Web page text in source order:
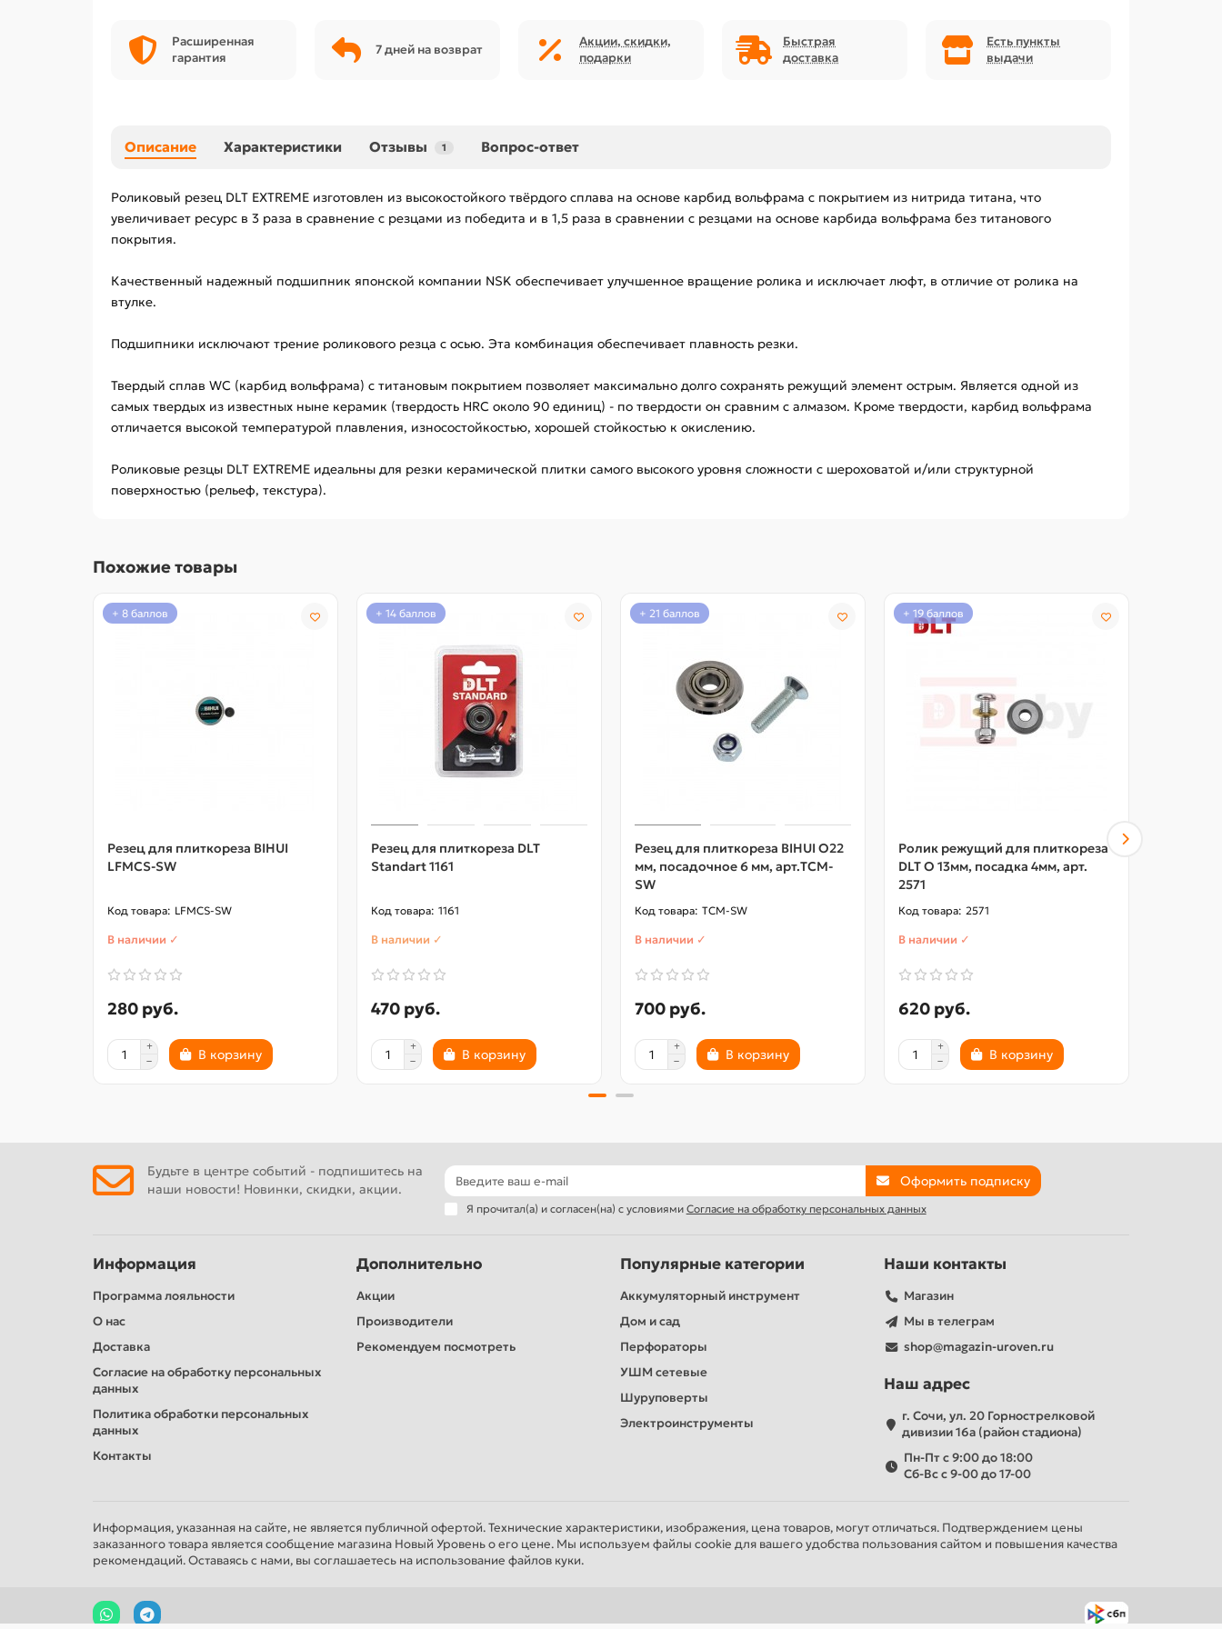
Расширенная
гарантия
7 дней на возврат
Акции, скидки,
подарки
Быстрая
доставка
Есть пункты
выдачи
Описание Характеристики Отзывы 1 Вопрос-ответ
Роликовый резец DLT EXTREME изготовлен из высокостойкого твёрдого сплава на основе карбид вольфрама с покрытием из нитрида титана, что
увеличивает ресурс в 3 раза в сравнение с резцами из победита и в 1,5 раза в сравнении с резцами на основе карбида вольфрама без титанового
покрытия.
Качественный надежный подшипник японской компании NSK обеспечивает улучшенное вращение ролика и исключает люфт, в отличие от ролика на
втулке.
Подшипники исключают трение роликового резца с осью. Эта комбинация обеспечивает плавность резки.
Твердый сплав WC (карбид вольфрама) с титановым покрытием позволяет максимально долго сохранять режущий элемент острым. Является одной из
самых твердых из известных ныне керамик (твердость HRC около 90 единиц) - по твердости он сравним с алмазом. Кроме твердости, карбид вольфрама
отличается высокой температурой плавления, износостойкостью, хорошей стойкостью к окислению.
Роликовые резцы DLT EXTREME идеальны для резки керамической плитки самого высокого уровня сложности с шероховатой и/или структурной
поверхностью (рельеф, текстура).
Похожие товары
+ 8 баллов
Резец для плиткореза BIHUI
LFMCS-SW
LFMCS-SW
В наличии ✓
280 руб.
В корзину
+ 14 баллов
Резец для плиткореза DLT
Standart 1161
1161
В наличии ✓
470 руб.
В корзину
+ 21 баллов
Резец для плиткореза BIHUI O22
мм, посадочное 6 мм, арт.TCM-
SW
TCM-SW
В наличии ✓
700 руб.
В корзину
+ 19 баллов
Ролик режущий для плиткореза
DLT O 13мм, посадка 4мм, арт.
2571
2571
В наличии ✓
620 руб.
В корзину
Будьте в центре событий - подпишитесь на
наши новости! Новинки, скидки, акции.
Оформить подписку
Я прочитал(а) и согласен(на) с условиями Согласие на обработку персональных данных
Информация
Программа лояльности
О нас
Доставка
Согласие на обработку персональных
данных
Политика обработки персональных
данных
Контакты
Дополнительно
Акции
Производители
Рекомендуем посмотреть
Популярные категории
Аккумуляторный инструмент
Дом и сад
Перфораторы
УШМ сетевые
Шуруповерты
Электроинструменты
Наши контакты
Магазин
Мы в телеграм
shop@magazin-uroven.ru
Наш адрес
г. Сочи, ул. 20 Горнострелковой
дивизии 16а (район стадиона)
Пн-Пт с 9:00 до 18:00
Сб-Вс с 9-00 до 17-00
Информация, указанная на сайте, не является публичной офертой. Технические характеристики, изображения, цена товаров, могут отличаться. Подтверждением цены
заказанного товара является сообщение магазина Новый Уровень о его цене. Мы используем файлы cookie для вашего удобства пользования сайтом и повышения качества
рекомендаций. Оставаясь с нами, вы соглашаетесь на использование файлов куки.